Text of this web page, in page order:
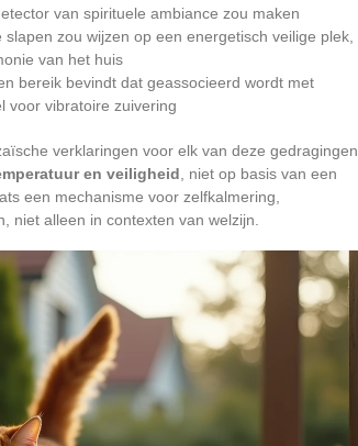
van spirituele ambiance zou maken
zou wijzen op een energetisch veilige plek,
van het huis
bereik bevindt dat geassocieerd wordt met
voor vibratoire zuivering
verklaringen voor elk van deze gedragingen.
en veiligheid , niet op basis van een
een mechanisme voor zelfkalmering,
niet alleen in contexten van welzijn.